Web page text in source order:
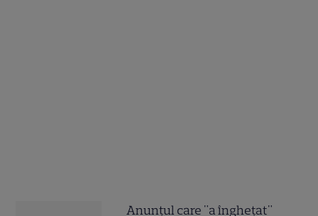
Anunțul care "a înghețat"